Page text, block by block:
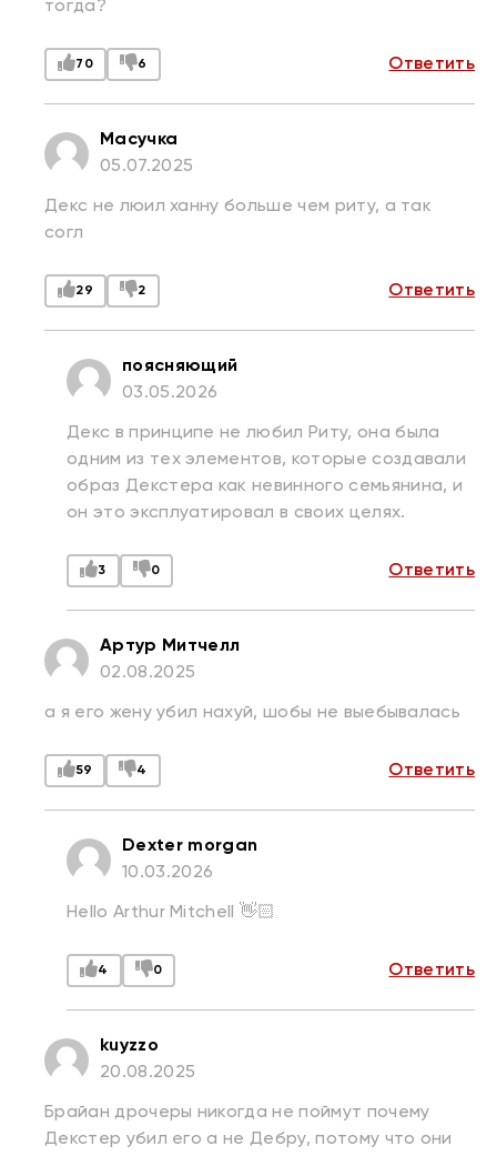
тогда?
70 6 Ответить
Масучка
05.07.2025
Декс не люил ханну больше чем риту, а так
согл
29 2 Ответить
поясняющий
03.05.2026
Декс в принципе не любил Риту, она была
одним из тех элементов, которые создавали
образ Декстера как невинного семьянина, и
он это эксплуатировал в своих целях.
3 0 Ответить
Артур Митчелл
02.08.2025
а я его жену убил нахуй, шобы не выебывалась
59 4 Ответить
Dexter morgan
10.03.2026
Hello Arthur Mitchell 👋🏻
4 0 Ответить
kuyzzo
20.08.2025
Брайан дрочеры никогда не поймут почему
Декстер убил его а не Дебру, потому что они